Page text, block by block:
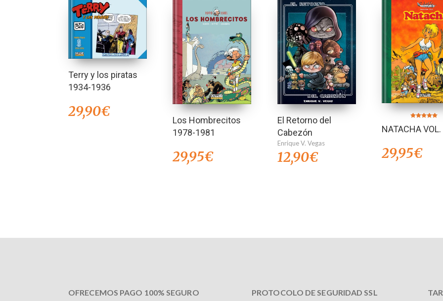
Terry y los piratas
1934-1936
29,90€
Los Hombrecitos
1978-1981
29,95€
El Retorno del
Cabezón
Enrique V. Vegas
12,90€
5.00
de 5
NATACHA
29,95€
OFRECEMOS PAGO 100% SEGURO PROTOCOLO DE SEGURIDAD SSL